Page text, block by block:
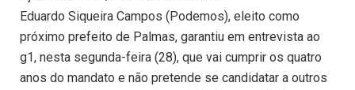
Eduardo Siqueira Campos (Podemos), eleito como
próximo prefeito de Palmas, garantiu em entrevista ao
g1, nesta segunda-feira (28), que vai cumprir os quatro
anos do mandato e não pretende se candidatar a outros